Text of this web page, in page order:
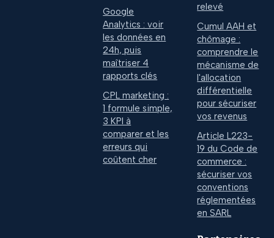
Google
Analytics : voir
les données en
24h, puis
maîtriser 4
rapports clés
CPL marketing :
1 formule simple,
3 KPI à
comparer et les
erreurs qui
coûtent cher
relevé
Cumul AAH et
chômage :
comprendre le
mécanisme de
l'allocation
différentielle
pour sécuriser
vos revenus
Article L223-
19 du Code de
commerce :
sécuriser vos
conventions
réglementées
en SARL